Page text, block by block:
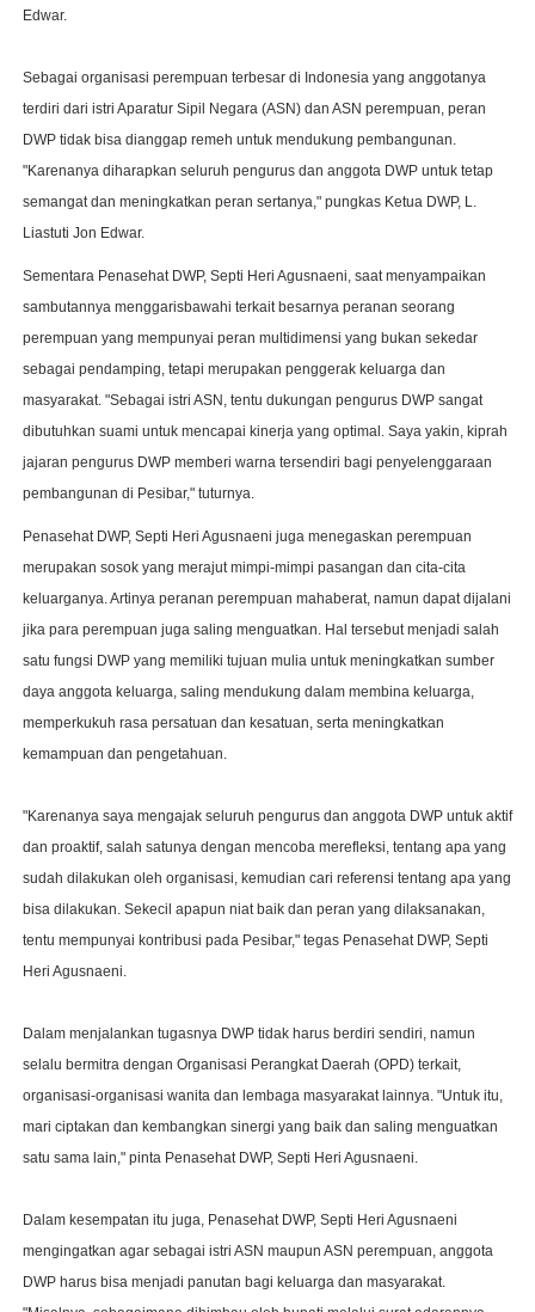
Edwar.
Sebagai organisasi perempuan terbesar di Indonesia yang anggotanya
terdiri dari istri Aparatur Sipil Negara (ASN) dan ASN perempuan, peran
DWP tidak bisa dianggap remeh untuk mendukung pembangunan.
"Karenanya diharapkan seluruh pengurus dan anggota DWP untuk tetap
semangat dan meningkatkan peran sertanya," pungkas Ketua DWP, L.
Liastuti Jon Edwar.
Sementara Penasehat DWP, Septi Heri Agusnaeni, saat menyampaikan
sambutannya menggarisbawahi terkait besarnya peranan seorang
perempuan yang mempunyai peran multidimensi yang bukan sekedar
sebagai pendamping, tetapi merupakan penggerak keluarga dan
masyarakat. "Sebagai istri ASN, tentu dukungan pengurus DWP sangat
dibutuhkan suami untuk mencapai kinerja yang optimal. Saya yakin, kiprah
jajaran pengurus DWP memberi warna tersendiri bagi penyelenggaraan
pembangunan di Pesibar," tuturnya.
Penasehat DWP, Septi Heri Agusnaeni juga menegaskan perempuan
merupakan sosok yang merajut mimpi-mimpi pasangan dan cita-cita
keluarganya. Artinya peranan perempuan mahaberat, namun dapat dijalani
jika para perempuan juga saling menguatkan. Hal tersebut menjadi salah
satu fungsi DWP yang memiliki tujuan mulia untuk meningkatkan sumber
daya anggota keluarga, saling mendukung dalam membina keluarga,
memperkukuh rasa persatuan dan kesatuan, serta meningkatkan
kemampuan dan pengetahuan.
"Karenanya saya mengajak seluruh pengurus dan anggota DWP untuk aktif
dan proaktif, salah satunya dengan mencoba merefleksi, tentang apa yang
sudah dilakukan oleh organisasi, kemudian cari referensi tentang apa yang
bisa dilakukan. Sekecil apapun niat baik dan peran yang dilaksanakan,
tentu mempunyai kontribusi pada Pesibar," tegas Penasehat DWP, Septi
Heri Agusnaeni.
Dalam menjalankan tugasnya DWP tidak harus berdiri sendiri, namun
selalu bermitra dengan Organisasi Perangkat Daerah (OPD) terkait,
organisasi-organisasi wanita dan lembaga masyarakat lainnya. "Untuk itu,
mari ciptakan dan kembangkan sinergi yang baik dan saling menguatkan
satu sama lain," pinta Penasehat DWP, Septi Heri Agusnaeni.
Dalam kesempatan itu juga, Penasehat DWP, Septi Heri Agusnaeni
mengingatkan agar sebagai istri ASN maupun ASN perempuan, anggota
DWP harus bisa menjadi panutan bagi keluarga dan masyarakat.